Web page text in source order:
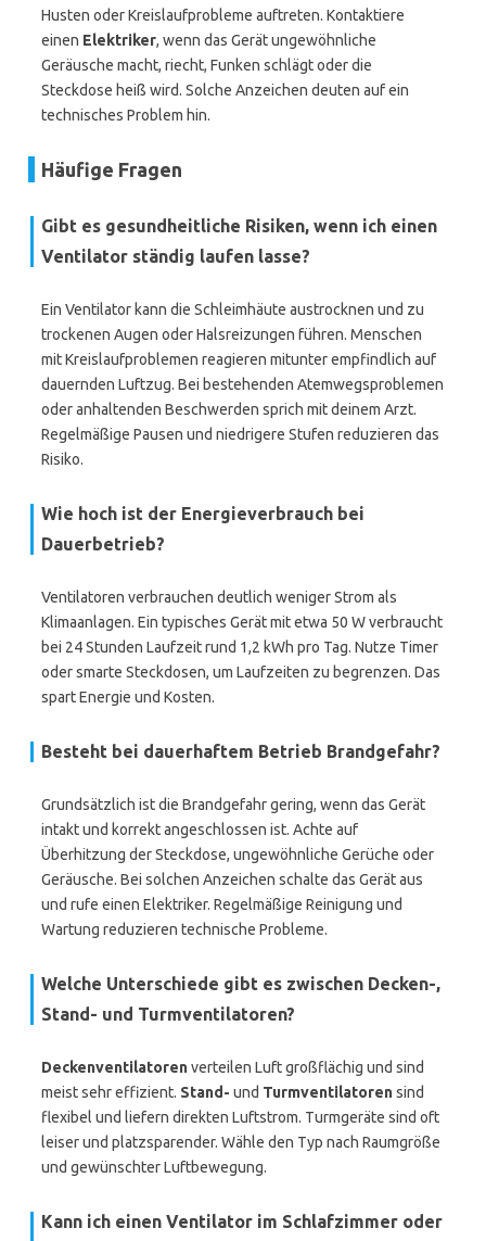
Husten oder Kreislaufprobleme auftreten. Kontaktiere
einen Elektriker, wenn das Gerät ungewöhnliche
Geräusche macht, riecht, Funken schlägt oder die
Steckdose heiß wird. Solche Anzeichen deuten auf ein
technisches Problem hin.
Häufige Fragen
Gibt es gesundheitliche Risiken, wenn ich einen
Ventilator ständig laufen lasse?
Ein Ventilator kann die Schleimhäute austrocknen und zu
trockenen Augen oder Halsreizungen führen. Menschen
mit Kreislaufproblemen reagieren mitunter empfindlich auf
dauernden Luftzug. Bei bestehenden Atemwegsproblemen
oder anhaltenden Beschwerden sprich mit deinem Arzt.
Regelmäßige Pausen und niedrigere Stufen reduzieren das
Risiko.
Wie hoch ist der Energieverbrauch bei
Dauerbetrieb?
Ventilatoren verbrauchen deutlich weniger Strom als
Klimaanlagen. Ein typisches Gerät mit etwa 50 W verbraucht
bei 24 Stunden Laufzeit rund 1,2 kWh pro Tag. Nutze Timer
oder smarte Steckdosen, um Laufzeiten zu begrenzen. Das
spart Energie und Kosten.
Besteht bei dauerhaftem Betrieb Brandgefahr?
Grundsätzlich ist die Brandgefahr gering, wenn das Gerät
intakt und korrekt angeschlossen ist. Achte auf
Überhitzung der Steckdose, ungewöhnliche Gerüche oder
Geräusche. Bei solchen Anzeichen schalte das Gerät aus
und rufe einen Elektriker. Regelmäßige Reinigung und
Wartung reduzieren technische Probleme.
Welche Unterschiede gibt es zwischen Decken-,
Stand- und Turmventilatoren?
Deckenventilatorenverteilen Luft großflächig und sind
meist sehr effizient. Stand- und Turmventilatorensind
flexibel und liefern direkten Luftstrom. Turmgeräte sind oft
leiser und platzsparender. Wähle den Typ nach Raumgröße
und gewünschter Luftbewegung.
Kann ich einen Ventilator im Schlafzimmer oder